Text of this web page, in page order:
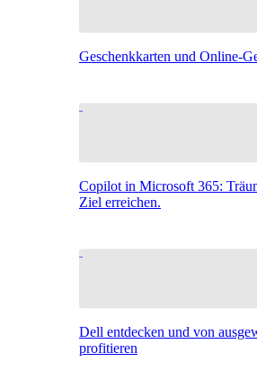
Geschenkkarten und Online-
Copilot in Microsoft 365:
Ziel erreichen.
Dell entdecken und von
profitieren